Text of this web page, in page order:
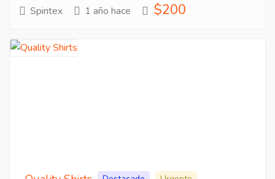
Spintex 1 año hace $200